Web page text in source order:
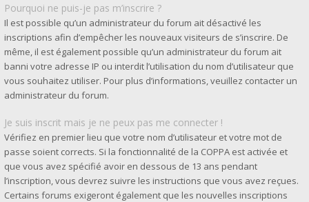
Pourquoi ne puis-je pas m’inscrire ?
Il est possible qu’un administrateur du forum ait désactivé les
inscriptions afin d’empêcher les nouveaux visiteurs de s’inscrire. De
même, il est également possible qu’un administrateur du forum ait
banni votre adresse IP ou interdit l’utilisation du nom d’utilisateur que
vous souhaitez utiliser. Pour plus d’informations, veuillez contacter un
administrateur du forum.
Je suis inscrit mais je ne peux pas me connecter !
Vérifiez en premier lieu que votre nom d’utilisateur et votre mot de
passe soient corrects. Si la fonctionnalité de la COPPA est activée et
que vous avez spécifié avoir en dessous de 13 ans pendant
l’inscription, vous devrez suivre les instructions que vous avez reçues.
Certains forums exigeront également que les nouvelles inscriptions